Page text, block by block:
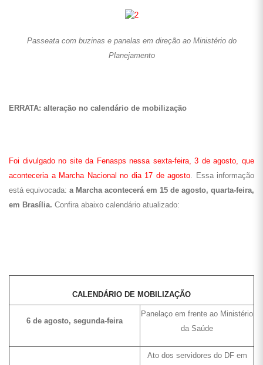
Passeata com buzinas e panelas em direção ao Ministério do
Planejamento
ERRATA: alteração no calendário de mobilização
Foi divulgado no site da Fenasps nessa sexta-feira, 3 de agosto, que
aconteceria a Marcha Nacional no dia 17 de agosto. Essa informação
está equivocada: a Marcha acontecerá em 15 de agosto, quarta-feira,
em Brasília. Confira abaixo calendário atualizado:
CALENDÁRIO DE MOBILIZAÇÃO
6 de agosto, segunda-feira
Panelaço em frente ao Ministério
da Saúde
Ato dos servidores do DF em